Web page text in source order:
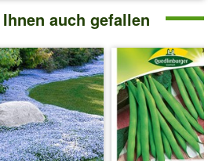
auch gefallen